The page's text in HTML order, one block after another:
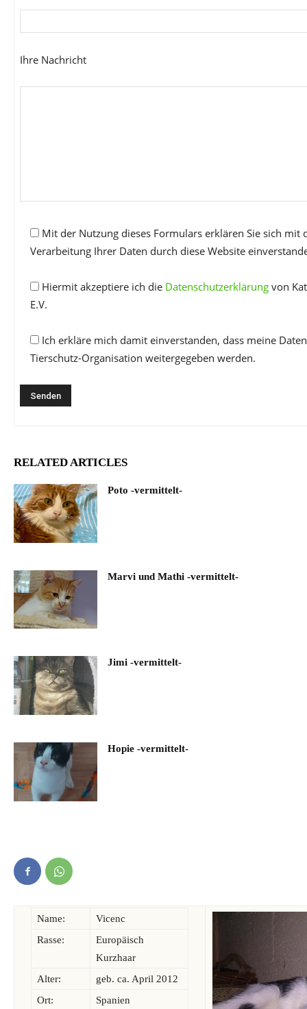
Ihre Nachricht
Mit der Nutzung dieses Formulars erklären Sie sich mit
Verarbeitung Ihrer Daten durch diese Website
Hiermit akzeptiere ich die Datenschutzerklärung von
E.V.
Ich erkläre mich damit einverstanden, dass meine
Tierschutz-Organisation weitergegeben werden.
RELATED ARTICLES
Poto -vermittelt-
Marvi und Mathi -vermittelt-
Jimi -vermittelt-
Hopie -vermittelt-